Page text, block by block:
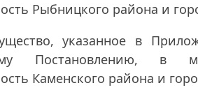
Рыбницкого района и
указанное в
Постановлению, в
Каменского района и